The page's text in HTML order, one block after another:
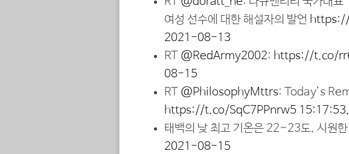
여성 선수에 대한 해설자의 발언
2021-08-13
RT @RedArmy2002: https://t.co/
08-15
RT @PhilosophyMttrs: Today’s
https://t.co/SqC7PPnrw5
태백의 낮 최고 기온은 22~23도. 시원
2021-08-15